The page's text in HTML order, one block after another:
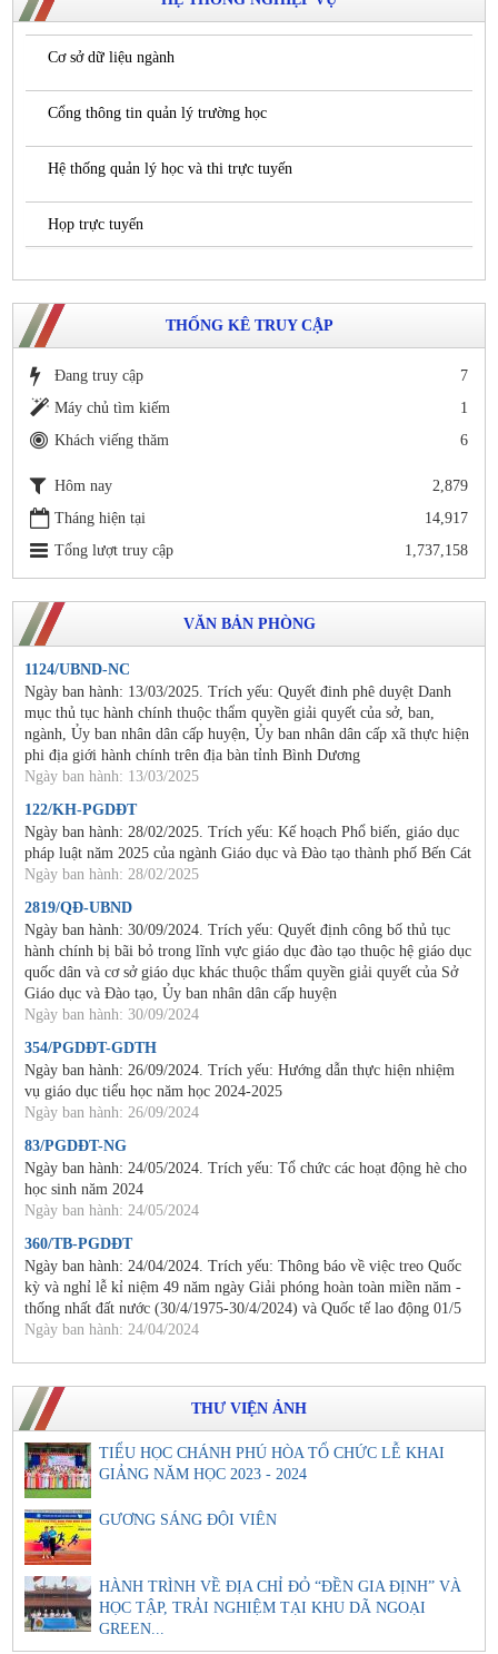
Cơ sở dữ liệu ngành
Cổng thông tin quản lý trường học
Hệ thống quản lý học và thi trực tuyến
Họp trực tuyến
THỐNG KÊ TRUY CẬP
Đang truy cập
7
Máy chủ tìm kiếm
1
Khách viếng thăm
6
Hôm nay
2,879
Tháng hiện tại
14,917
Tổng lượt truy cập
1,737,158
VĂN BẢN PHÒNG
1124/UBND-NC
Ngày ban hành: 13/03/2025. Trích yếu: Quyết đinh phê duyệt Danh
mục thủ tục hành chính thuộc thẩm quyền giải quyết của sở, ban,
ngành, Ủy ban nhân dân cấp huyện, Ủy ban nhân dân cấp xã thực hiện
phi địa giới hành chính trên địa bàn tỉnh Bình Dương
Ngày ban hành: 13/03/2025
122/KH-PGDĐT
Ngày ban hành: 28/02/2025. Trích yếu: Kế hoạch Phổ biến, giáo dục
pháp luật năm 2025 của ngành Giáo dục và Đào tạo thành phố Bến Cát
Ngày ban hành: 28/02/2025
2819/QĐ-UBND
Ngày ban hành: 30/09/2024. Trích yếu: Quyết định công bố thủ tục
hành chính bị bãi bỏ trong lĩnh vực giáo dục đào tạo thuộc hệ giáo dục
quốc dân và cơ sở giáo dục khác thuộc thẩm quyền giải quyết của Sở
Giáo dục và Đào tạo, Ủy ban nhân dân cấp huyện
Ngày ban hành: 30/09/2024
354/PGDĐT-GDTH
Ngày ban hành: 26/09/2024. Trích yếu: Hướng dẫn thực hiện nhiệm
vụ giáo dục tiểu học năm học 2024-2025
Ngày ban hành: 26/09/2024
83/PGDĐT-NG
Ngày ban hành: 24/05/2024. Trích yếu: Tổ chức các hoạt động hè cho
học sinh năm 2024
Ngày ban hành: 24/05/2024
360/TB-PGDĐT
Ngày ban hành: 24/04/2024. Trích yếu: Thông báo về việc treo Quốc
kỳ và nghỉ lễ kỉ niệm 49 năm ngày Giải phóng hoàn toàn miền năm -
thống nhất đất nước (30/4/1975-30/4/2024) và Quốc tế lao động 01/5
Ngày ban hành: 24/04/2024
THƯ VIỆN ẢNH
TIỂU HỌC CHÁNH PHÚ HÒA TỔ CHỨC LỄ KHAI
GIẢNG NĂM HỌC 2023 - 2024
GƯƠNG SÁNG ĐỘI VIÊN
HÀNH TRÌNH VỀ ĐỊA CHỈ ĐỎ “ĐỀN GIA ĐỊNH” VÀ
HỌC TẬP, TRẢI NGHIỆM TẠI KHU DÃ NGOẠI
GREEN...